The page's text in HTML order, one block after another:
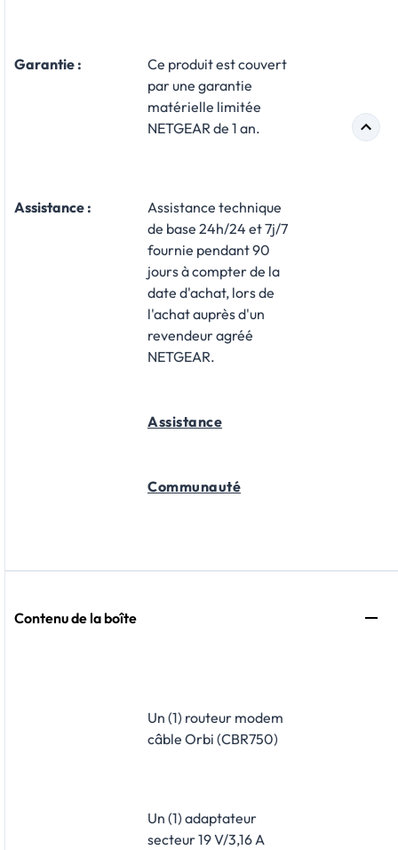
Garantie :
Ce produit est couvert
par une garantie
matérielle limitée
NETGEAR de 1 an.
Assistance :
Assistance technique
de base 24h/24 et 7j/7
fournie pendant 90
jours à compter de la
date d'achat, lors de
l'achat auprès d'un
revendeur agréé
NETGEAR.
Assistance
Communauté
Contenu de la boîte
Un (1) routeur modem
câble Orbi (CBR750)
Un (1) adaptateur
secteur 19 V/3,16 A